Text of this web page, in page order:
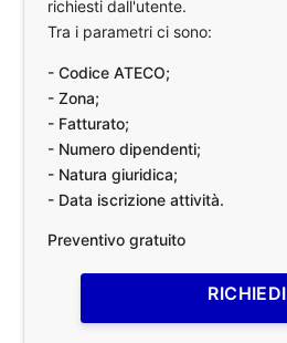
richiesti dall'utente.
Tra i parametri ci sono:
- Codice ATECO;
- Zona;
- Fatturato;
- Numero dipendenti;
- Natura giuridica;
- Data iscrizione attività.
Preventivo gratuito
RICHIEDI